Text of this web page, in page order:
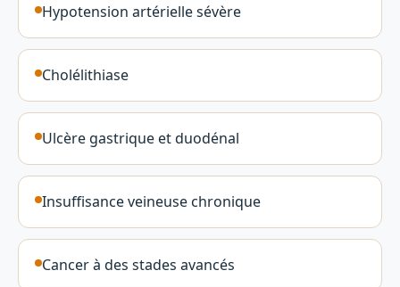
Hypotension artérielle sévère
Cholélithiase
Ulcère gastrique et duodénal
Insuffisance veineuse chronique
Cancer à des stades avancés